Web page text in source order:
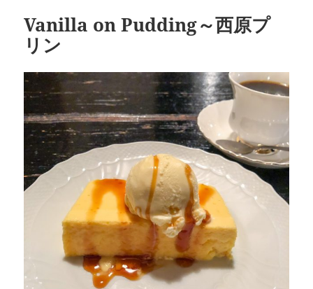
Vanilla on Pudding～西原プ
リン